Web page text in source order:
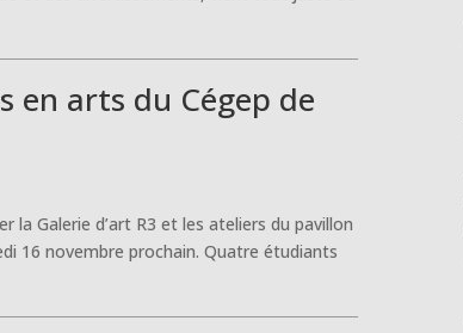
en arts du Cégep de
la Galerie d’art R3 et les ateliers du pavillon
16 novembre prochain. Quatre étudiants